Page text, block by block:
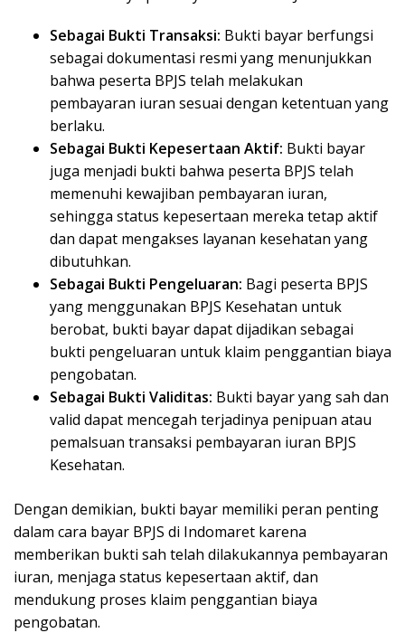
Sebagai Bukti Transaksi: Bukti bayar berfungsi
sebagai dokumentasi resmi yang menunjukkan
bahwa peserta BPJS telah melakukan
pembayaran iuran sesuai dengan ketentuan yang
berlaku.
Sebagai Bukti Kepesertaan Aktif: Bukti bayar
juga menjadi bukti bahwa peserta BPJS telah
memenuhi kewajiban pembayaran iuran,
sehingga status kepesertaan mereka tetap aktif
dan dapat mengakses layanan kesehatan yang
dibutuhkan.
Sebagai Bukti Pengeluaran: Bagi peserta BPJS
yang menggunakan BPJS Kesehatan untuk
berobat, bukti bayar dapat dijadikan sebagai
bukti pengeluaran untuk klaim penggantian biaya
pengobatan.
Sebagai Bukti Validitas: Bukti bayar yang sah dan
valid dapat mencegah terjadinya penipuan atau
pemalsuan transaksi pembayaran iuran BPJS
Kesehatan.
Dengan demikian, bukti bayar memiliki peran penting
dalam cara bayar BPJS di Indomaret karena
memberikan bukti sah telah dilakukannya pembayaran
iuran, menjaga status kepesertaan aktif, dan
mendukung proses klaim penggantian biaya
pengobatan.